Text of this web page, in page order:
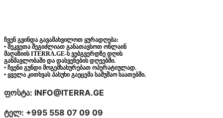
ჩვენ გვინდა გავამახვილოთ ყურადღება:
• შეკვეთა შეგიძლიათ განათავსოთ ონლაინ
მაღაზიის ITERRA.GE-ს ვებგვერდზე დღის
განმავლობაში და დასვენების დღეებში.
• ჩვენი გუნდი მოგემსახურებათ ოპერატიულად.
• ყველა კითხვას პასუხი გაეცემა სამუშაო საათებში.
ფოსტა: INFO@ITERRA.GE
ტელ: +995 558 07 09 09